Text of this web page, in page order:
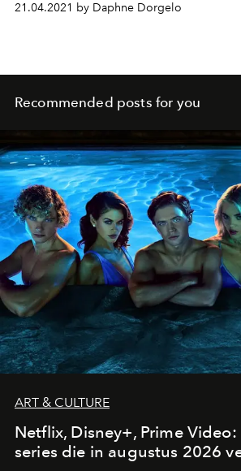
21.04.2021 by Daphne Dorgelo
Recommended posts for you
ART & CULTURE
Netflix, Disney+, Prime
series die in augustus 2026